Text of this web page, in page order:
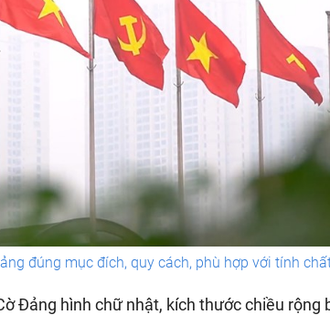
đúng mục đích, quy cách, phù hợp với tính
Đảng hình chữ nhật, kích thước chiều rộng